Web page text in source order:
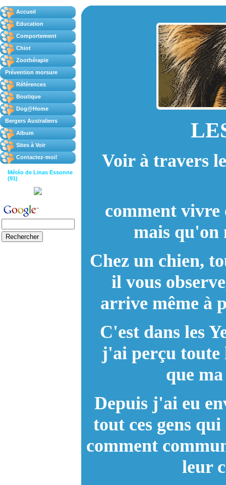
Voir à travers
comment vivre
mais qu'on
Chez un chien,
il vous
arrive même à
C'est dans les
j'ai perçu toute
que
Depuis j'ai eu
tout ces gens
comment
leur